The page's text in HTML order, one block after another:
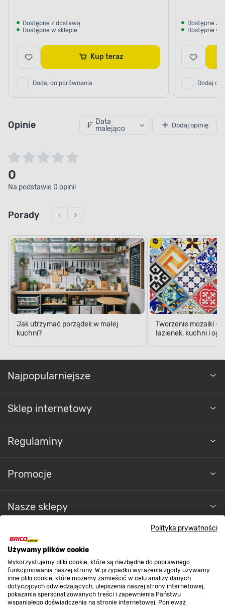
Polityka prywatności
Używamy plików cookie
Wykorzystujemy pliki cookie, które są niezbędne do poprawnego
funkcjonowania naszej strony. W przypadku wyrażenia zgody używamy
inne pliki cookie, które możemy zamieścić w celu analizy danych
dotyczących odwiedzających, ulepszenia naszej strony internetowej,
pokazania spersonalizowanych treści i zapewnienia Państwu
wspaniałego doświadczenia na stronie internetowej. Ponieważ
Dostępne z dostawą
Dostępne w sklepie
Kup teraz
Dodaj do porównania
Dostępne z
Dostępne w
Dodaj do
Opinie
Data
malejąco
Dodaj opinię
0
Na podstawie 0 opinii
Porady
Jak utrzymać porządek w małej
kuchni?
Tworzenie mozaiki -
łazienek, kuchni i
Najpopularniejsze
Sklep internetowy
Regulaminy
Promocje
Nasze sklepy
O nas
Kontakt do sklepu